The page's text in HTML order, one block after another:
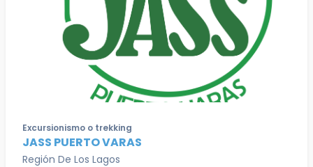
Excursionismo o trekking
JASS PUERTO VARAS
Región De Los Lagos